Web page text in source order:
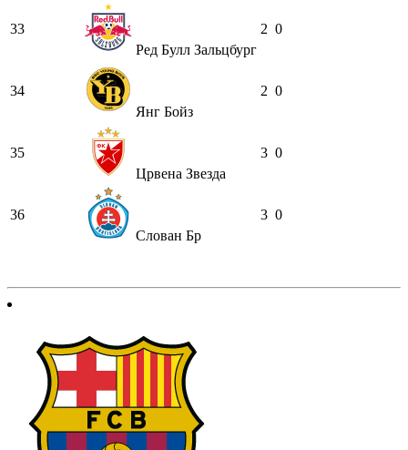
33
Ред Булл Зальцбург
2 0
34
Янг Бойз
2 0
35
Црвена Звезда
3 0
36
Слован Бр
3 0